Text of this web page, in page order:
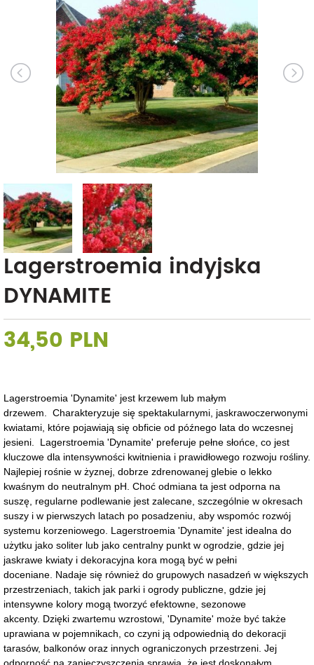
Lagerstroemia indyjska
DYNAMITE
34,50 PLN
Lagerstroemia 'Dynamite' jest krzewem lub małym
drzewem. Charakteryzuje się spektakularnymi, jaskrawoczerwonymi
kwiatami, które pojawiają się obficie od późnego lata do wczesnej
jesieni. Lagerstroemia 'Dynamite' preferuje pełne słońce, co jest
kluczowe dla intensywności kwitnienia i prawidłowego rozwoju rośliny.
Najlepiej rośnie w żyznej, dobrze zdrenowanej glebie o lekko
kwaśnym do neutralnym pH. Choć odmiana ta jest odporna na
suszę, regularne podlewanie jest zalecane, szczególnie w okresach
suszy i w pierwszych latach po posadzeniu, aby wspomóc rozwój
systemu korzeniowego. Lagerstroemia 'Dynamite' jest idealna do
użytku jako soliter lub jako centralny punkt w ogrodzie, gdzie jej
jaskrawe kwiaty i dekoracyjna kora mogą być w pełni
doceniane. Nadaje się również do grupowych nasadzeń w większych
przestrzeniach, takich jak parki i ogrody publiczne, gdzie jej
intensywne kolory mogą tworzyć efektowne, sezonowe
akcenty. Dzięki zwartemu wzrostowi, 'Dynamite' może być także
uprawiana w pojemnikach, co czyni ją odpowiednią do dekoracji
tarasów, balkonów oraz innych ograniczonych przestrzeni. Jej
odporność na zanieczyszczenia sprawia, że jest doskonałym